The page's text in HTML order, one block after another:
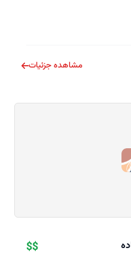
مشاهده جزئیات
$$